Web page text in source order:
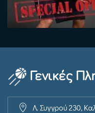
Γενικές
Λ. Συγγρού 230,